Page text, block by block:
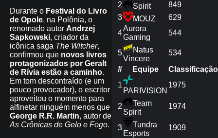
Durante o Festival do Livro
de Opole, na Polônia, o
renomado autor Andrzej
Sapkowski, criador da
icônica saga The Witcher,
confirmou que novos livros
protagonizados por Geralt
de Rívia estão a caminho.
Em tom descontraído (e um
pouco provocador), o escritor
aproveitou o momento para
alfinetar ninguém menos que
George R.R. Martin, autor de
As Crônicas de Gelo e Fogo.
2
Spirit
849
3
MOUZ
629
4
Aurora
Gaming
544
5
Natus
Vincere
534
#
Equipe
Сlassificação
1
PARIVISION
1975
2
Team
Spirit
1974
3
Tundra
Esports
1909